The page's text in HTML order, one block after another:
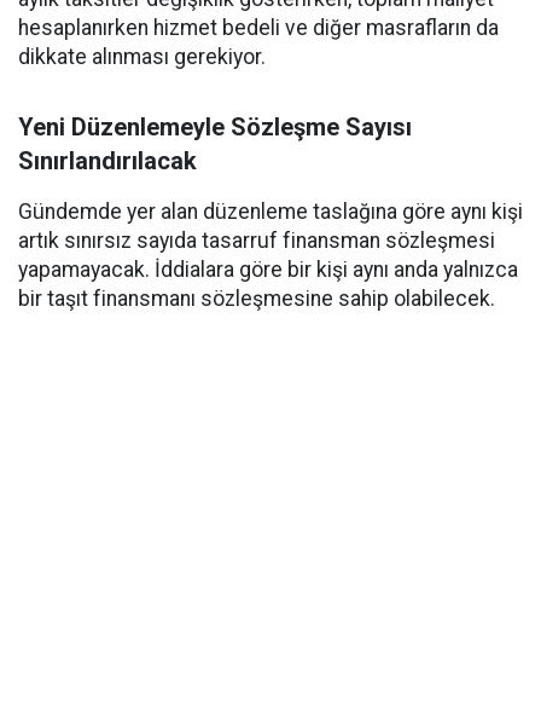
hesaplanırken hizmet bedeli ve diğer masrafların da
dikkate alınması gerekiyor.
Yeni Düzenlemeyle Sözleşme Sayısı
Sınırlandırılacak
Gündemde yer alan düzenleme taslağına göre aynı kişi
artık sınırsız sayıda tasarruf finansman sözleşmesi
yapamayacak. İddialara göre bir kişi aynı anda yalnızca
bir taşıt finansmanı sözleşmesine sahip olabilecek.